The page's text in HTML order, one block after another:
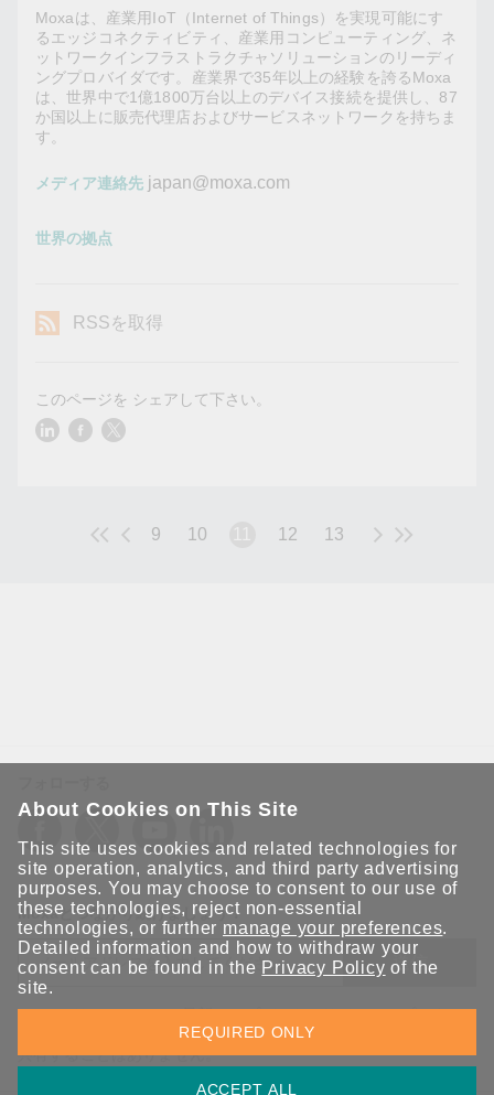
Moxaは、産業用IoT（Internet of Things）を実現可能にす
るエッジコネクティビティ、産業用コンピューティング、ネ
ットワークインフラストラクチャソリューションのリーディ
ングプロバイダです。産業界で35年以上の経験を誇るMoxa
は、世界中で1億1800万台以上のデバイス接続を提供し、87
か国以上に販売代理店およびサービスネットワークを持ちま
す。
メディア連絡先 japan@moxa.com
世界の拠点
RSSを取得
このページを シェアして下さい。
9 10 12 13
Moxaとつながり続けましょう！
送信
Moxaソリューションの最新アップデートにサインアップしま
す。 Moxaではプライバシーを尊重しており、メールを他の人と
共有することはありません。
About Cookies on This Site
This site uses cookies and related technologies for
site operation, analytics, and third party advertising
purposes. You may choose to consent to our use of
these technologies, reject non-essential
technologies, or further manage your preferences.
Detailed information and how to withdraw your
consent can be found in the Privacy Policy of the
site.
ACCEPT ALL
REQUIRED ONLY